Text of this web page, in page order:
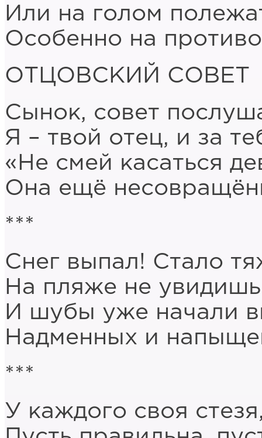
Или на голом
Особенно на
ОТЦОВСКИЙ СОВЕТ
Сынок, совет
Я – твой отец, и за
«Не смей касаться
Она ещё
***
Снег выпал! Стало
На пляже не
И шубы уже начали
Надменных и
***
У каждого своя